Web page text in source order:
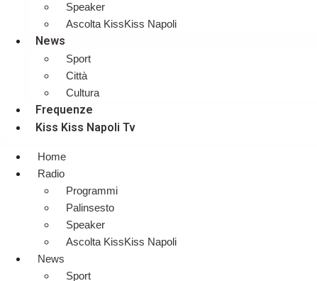
Speaker
Ascolta KissKiss Napoli
News
Sport
Città
Cultura
Frequenze
Kiss Kiss Napoli Tv
Home
Radio
Programmi
Palinsesto
Speaker
Ascolta KissKiss Napoli
News
Sport